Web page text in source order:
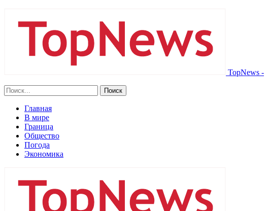
TopNews -
Главная
В мире
Граница
Общество
Погода
Экономика